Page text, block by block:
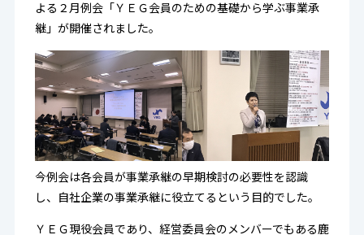
よる２月例会「ＹＥＧ会員のための基礎から学ぶ事業承
継」が開催されました。
今例会は各会員が事業承継の早期検討の必要性を認識
し、自社企業の事業承継に役立てるという目的でした。
ＹＥＧ現役会員であり、経営委員会のメンバーでもある鹿